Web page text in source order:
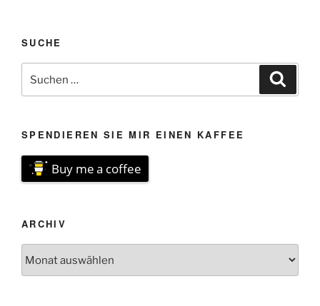
SUCHE
nach:
SPENDIEREN SIE MIR EINEN KAFFEE
Buy me a coffee
ARCHIV